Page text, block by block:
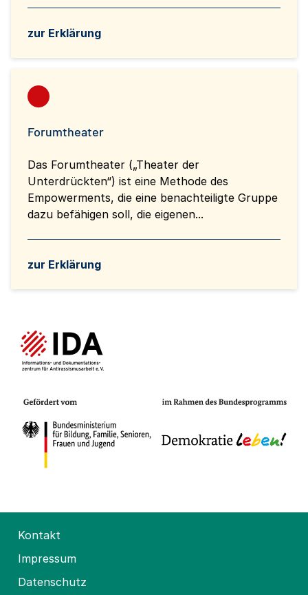
zur Erklärung
Forumtheater
Das Forumtheater („Theater der
Unterdrückten“) ist eine Methode des
Empowerments, die eine benachteiligte Gruppe
dazu befähigen soll, die eigenen...
zur Erklärung
Kontakt
Impressum
Datenschutz